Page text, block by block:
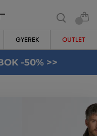
GYEREK OUTLET
-50% >>